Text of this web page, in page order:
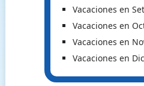
Vacaciones en
Vacaciones en
Vacaciones en
Vacaciones en